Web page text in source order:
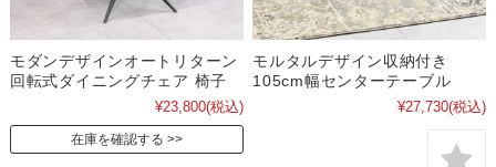
モダンデザインオートリターン
回転式ダイニングチェア 椅子
¥23,800(税込)
在庫を確認する
モルタルデザイン収納付き
105cm幅センターテーブル
¥27,730(税込)